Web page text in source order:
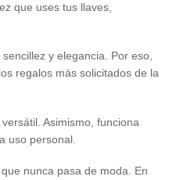
que uses tus llaves,
y elegancia. Por eso,
regalos más solicitados de la
Asimismo, funciona
uso personal.
nunca pasa de moda. En